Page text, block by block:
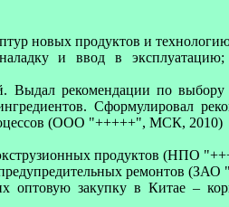
новых продуктов и
и ввод в
Выдал рекомендации по выбору
Сформулировал
(ООО "+++++", МСК, 2010)
экструзионных продуктов (НПО
ремонтов
оптовую закупку в Китае –